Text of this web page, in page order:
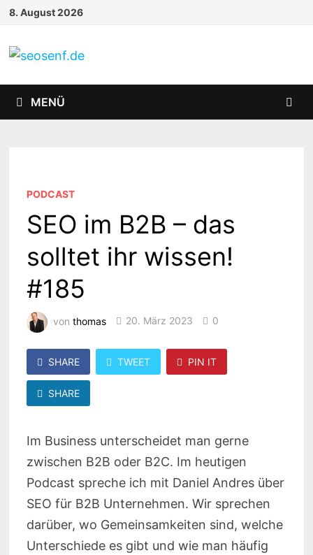
Zurück
Inhalt
8. August 2026
MENÜ
PODCAST
SEO im B2B – das
solltet ihr wissen!
#185
von thomas 20. März 2023 0
SHARE TWEET PIN IT
SHARE
Im Business unterscheidet man gerne
zwischen B2B oder B2C. Im heutigen
Podcast spreche ich mit Daniel Andres über
SEO für B2B Unternehmen. Wir sprechen
darüber, wo Gemeinsamkeiten sind, welche
Unterschiede es gibt und wie man häufig